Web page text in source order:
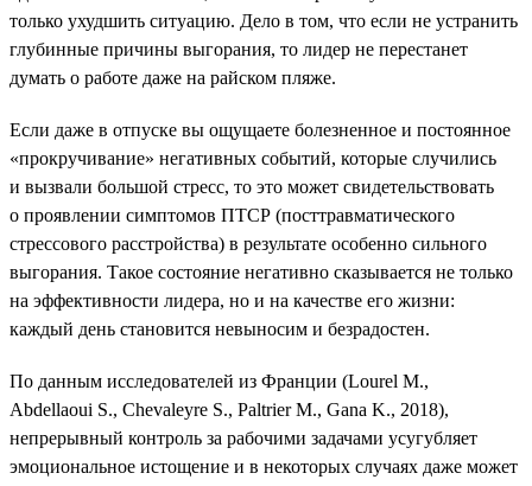
только ухудшить ситуацию. Дело в том, что если не устранить
глубинные причины выгорания, то лидер не перестанет
думать о работе даже на райском пляже.
Если даже в отпуске вы ощущаете болезненное и постоянное
«прокручивание» негативных событий, которые случились
и вызвали большой стресс, то это может свидетельствовать
о проявлении симптомов ПТСР (посттравматического
стрессового расстройства) в результате особенно сильного
выгорания. Такое состояние негативно сказывается не только
на эффективности лидера, но и на качестве его жизни:
каждый день становится невыносим и безрадостен.
По данным исследователей из Франции (Lourel M.,
Abdellaoui S., Chevaleyre S., Paltrier M., Gana K., 2018),
непрерывный контроль за рабочими задачами усугубляет
эмоциональное истощение и в некоторых случаях даже может